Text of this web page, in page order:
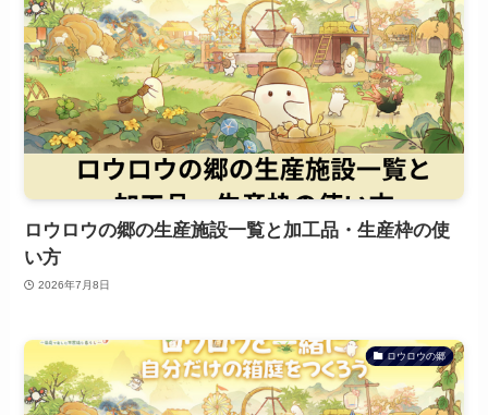
ロウロウの郷の生産施設一覧と加工品・生産枠の使
い方
2026年7月8日
ロウロウの郷